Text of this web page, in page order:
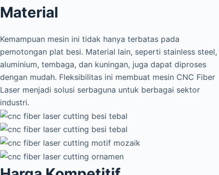
Material
Kemampuan mesin ini tidak hanya terbatas pada
pemotongan plat besi. Material lain, seperti stainless steel,
aluminium, tembaga, dan kuningan, juga dapat diproses
dengan mudah. Fleksibilitas ini membuat mesin CNC Fiber
Laser menjadi solusi serbaguna untuk berbagai sektor
industri.